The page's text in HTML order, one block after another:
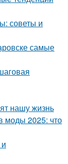
советы и
самые
нашу жизнь
моды 2025: что